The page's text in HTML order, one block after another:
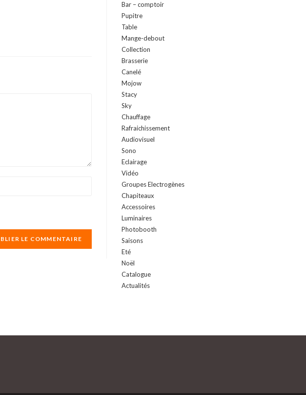
Bar – comptoir
Pupitre
Table
Mange-debout
Collection
Brasserie
Canelé
Mojow
Stacy
Sky
Chauffage
Rafraichissement
Audiovisuel
Sono
Eclairage
Vidéo
Groupes Electrogènes
Chapiteaux
Accessoires
Luminaires
Photobooth
Saisons
Eté
Noël
Catalogue
Actualités